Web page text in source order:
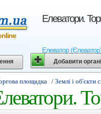
Елеватори.
Елеватор
Добавити
площадка / Землі і об'єкти